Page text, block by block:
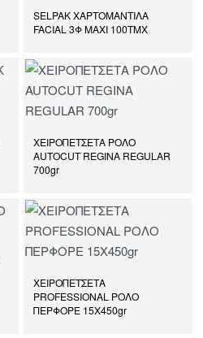
SELPAK ΧΑΡΤΟΜΑΝΤΙΛΑ
FACIAL 3Φ MAXI 100ΤΜΧ
ΧΕΙΡΟΠΕΤΣΕΤΑ ΡΟΛΟ
AUTOCUT REGINA REGULAR
700gr
ΧΕΙΡΟΠΕΤΣΕΤΑ
PROFESSIONAL ΡΟΛΟ
ΠΕΡΦΟΡΕ 15X450gr